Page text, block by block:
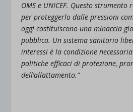
OMS e UNICEF. Questo
per proteggerlo dalle pressioni
oggi costituiscono una minaccia
pubblica. Un sistema sanitario
interessi è la condizione
politiche efficaci di protezione,
dell’allattamento.”